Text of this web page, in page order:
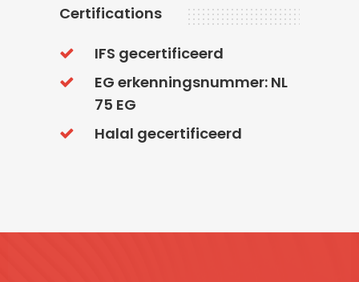
Certifications
IFS gecertificeerd
EG erkenningsnummer: NL
75 EG
Halal gecertificeerd